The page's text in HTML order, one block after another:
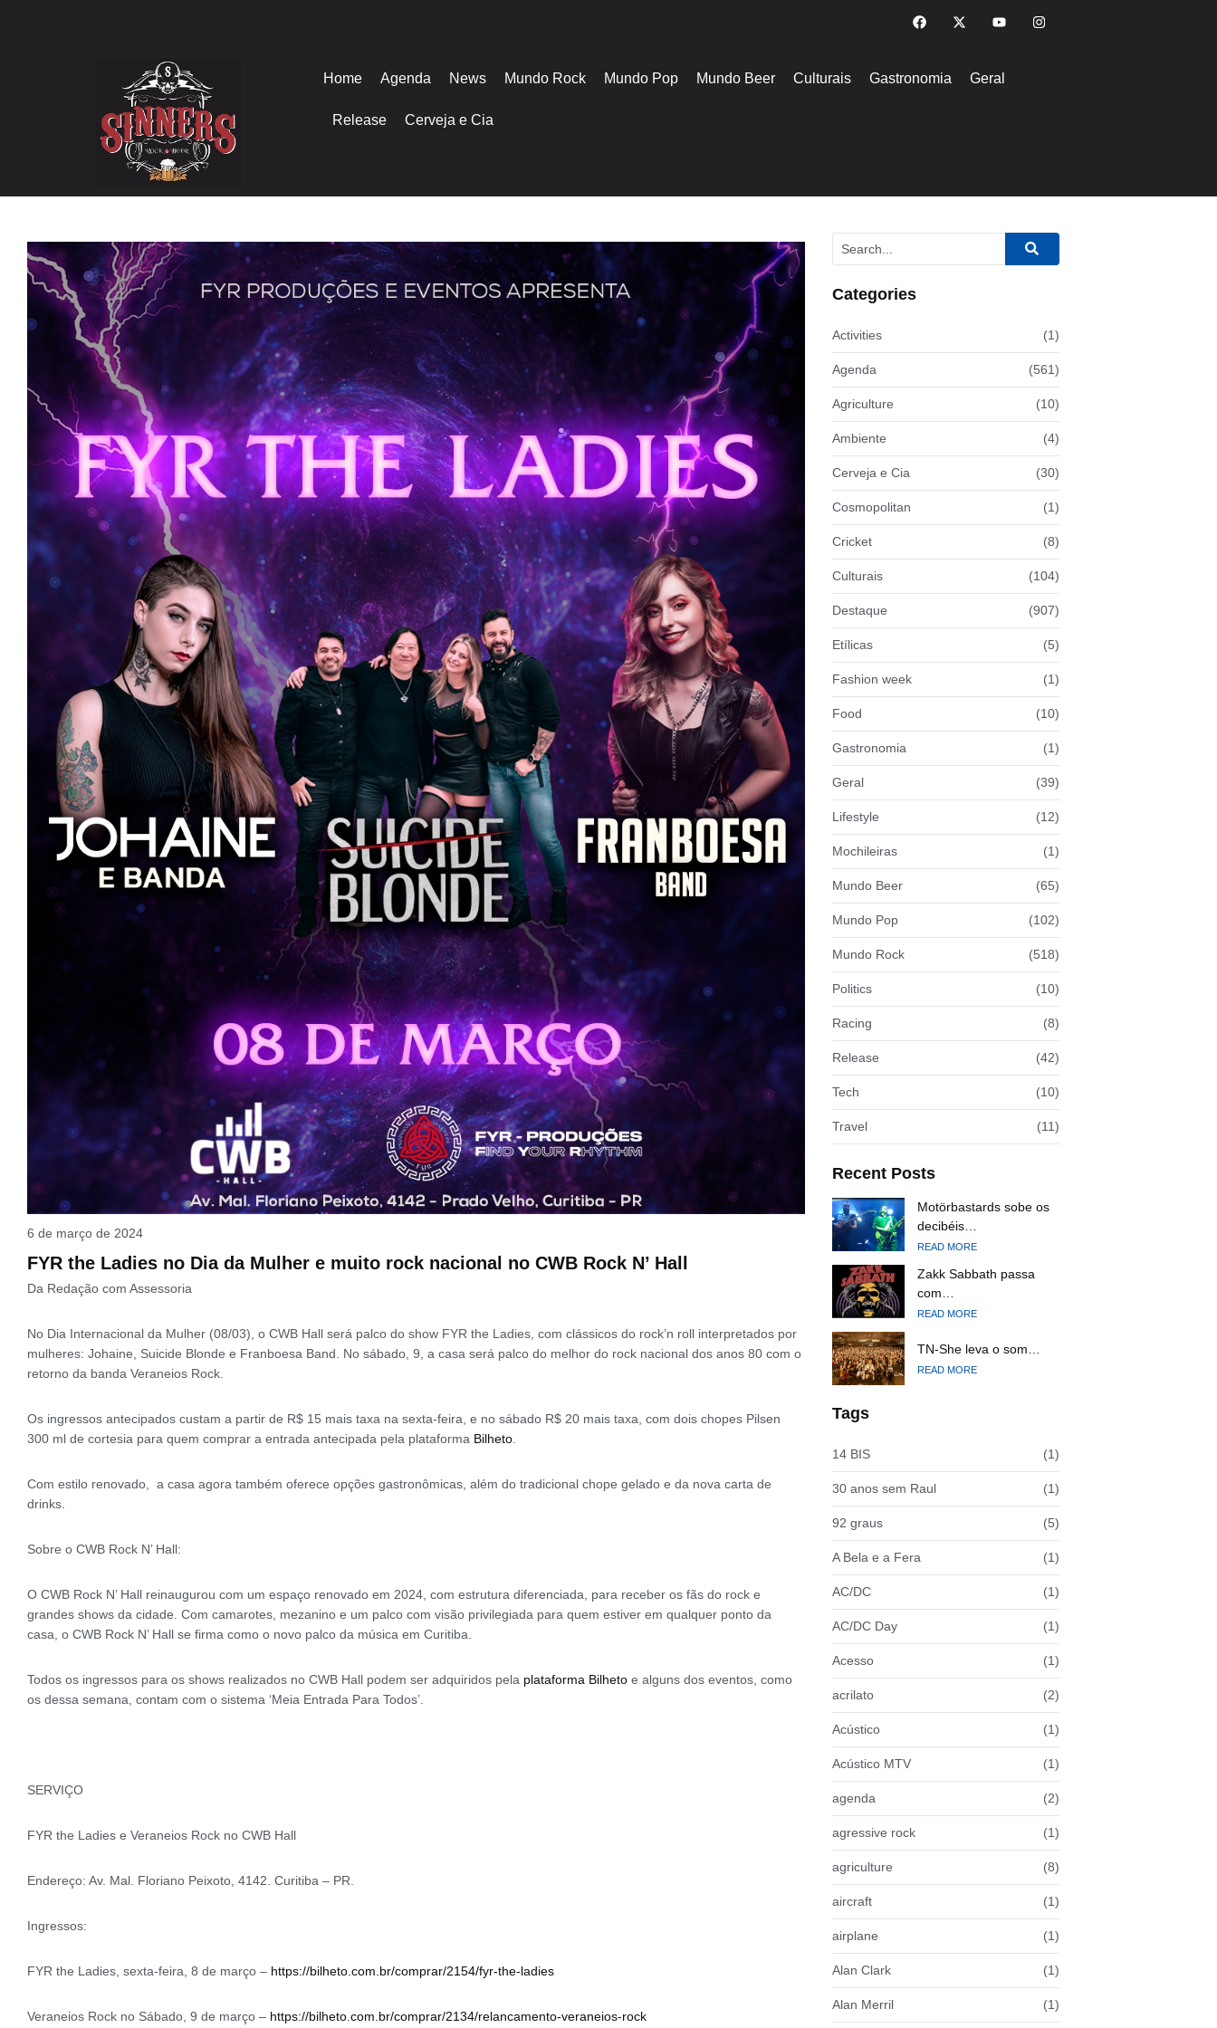
Home Agenda News Mundo Rock Mundo Pop Mundo Beer Culturais Gastronomia Geral
Release Cerveja e Cia
6 de março de 2024
FYR the Ladies no Dia da Mulher e muito rock nacional no CWB Rock N’ Hall
Da Redação com Assessoria
No Dia Internacional da Mulher (08/03), o CWB Hall será palco do show FYR the Ladies, com clássicos do rock’n roll interpretados por
mulheres: Johaine, Suicide Blonde e Franboesa Band. No sábado, 9, a casa será palco do melhor do rock nacional dos anos 80 com o
retorno da banda Veraneios Rock.
Os ingressos antecipados custam a partir de R$ 15 mais taxa na sexta-feira, e no sábado R$ 20 mais taxa, com dois chopes Pilsen
300 ml de cortesia para quem comprar a entrada antecipada pela plataforma Bilheto
Com estilo renovado, a casa agora também oferece opções gastronômicas, além do tradicional chope gelado e da nova carta de
drinks.
Sobre o CWB Rock N’ Hall:
O CWB Rock N’ Hall reinaugurou com um espaço renovado em 2024, com estrutura diferenciada, para receber os fãs do rock e
grandes shows da cidade. Com camarotes, mezanino e um palco com visão privilegiada para quem estiver em qualquer ponto da
casa, o CWB Rock N’ Hall se firma como o novo palco da música em Curitiba.
Todos os ingressos para os shows realizados no CWB Hall podem ser adquiridos pela plataforma Bilheto e alguns dos eventos, como
os dessa semana, contam com o sistema ‘Meia Entrada Para Todos’.
SERVIÇO
FYR the Ladies e Veraneios Rock no CWB Hall
Endereço: Av. Mal. Floriano Peixoto, 4142. Curitiba – PR.
Ingressos:
FYR the Ladies, sexta-feira, 8 de março – https://bilheto.com.br/comprar/2154/fyr-the-ladies
Veraneios Rock no Sábado, 9 de março – https://bilheto.com.br/comprar/2134/relancamento-veraneios-rock
Categories
Activities (1)
Agenda (561)
Agriculture (10)
Ambiente (4)
Cerveja e Cia (30)
Cosmopolitan (1)
Cricket (8)
Culturais (104)
Destaque (907)
Etílicas (5)
Fashion week (1)
Food (10)
Gastronomia (1)
Geral (39)
Lifestyle (12)
Mochileiras (1)
Mundo Beer (65)
Mundo Pop (102)
Mundo Rock (518)
Politics (10)
Racing (8)
Release (42)
Tech (10)
Travel (11)
Recent Posts
Motörbastards sobe os
decibéis…
READ MORE
Zakk Sabbath passa
com…
READ MORE
TN-She leva o som…
READ MORE
Tags
14 BIS (1)
30 anos sem Raul (1)
92 graus (5)
A Bela e a Fera (1)
AC/DC (1)
AC/DC Day (1)
Acesso (1)
acrilato (2)
Acústico (1)
Acústico MTV (1)
agenda (2)
agressive rock (1)
agriculture (8)
aircraft (1)
airplane (1)
Alan Clark (1)
Alan Merril (1)